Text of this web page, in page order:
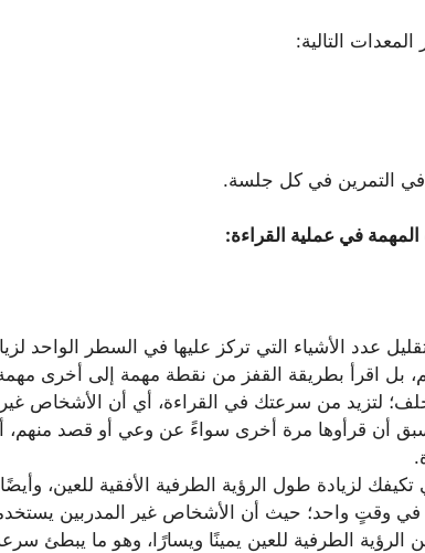
التالية:
في عملية القراءة:
عدد الأشياء التي تركز عليها في السطر الواحد
بل اقرأ بطريقة القفز من نقطة مهمة إلى أخرى
لتزيد من سرعتك في القراءة، أي أن الأشخاص غير
سبق أن قرأوها مرة أخرى سواءً عن وعي أو قصد منهم،
لزيادة طول الرؤية الطرفية الأفقية للعين،
في وقتٍ واحد؛ حيث أن الأشخاص غير المدربين
الرؤية الطرفية للعين يمينًا ويسارًا، وهو ما يبطئ